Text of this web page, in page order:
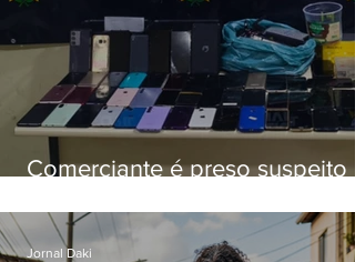
Comerciante é preso suspeito
loja
Jornal Daki